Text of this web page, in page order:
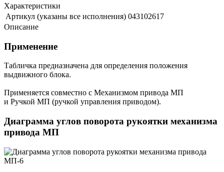
Характеристики
Артикул (указаны все исполнения) 043102617
Описание
Применение
Табличка предназначена для определения положения
выдвижного блока.
Применяется совместно с Механизмом привода МП
и Ручкой МП (ручкой управления приводом).
Диаграмма углов поворота рукоятки механизма
привода МП